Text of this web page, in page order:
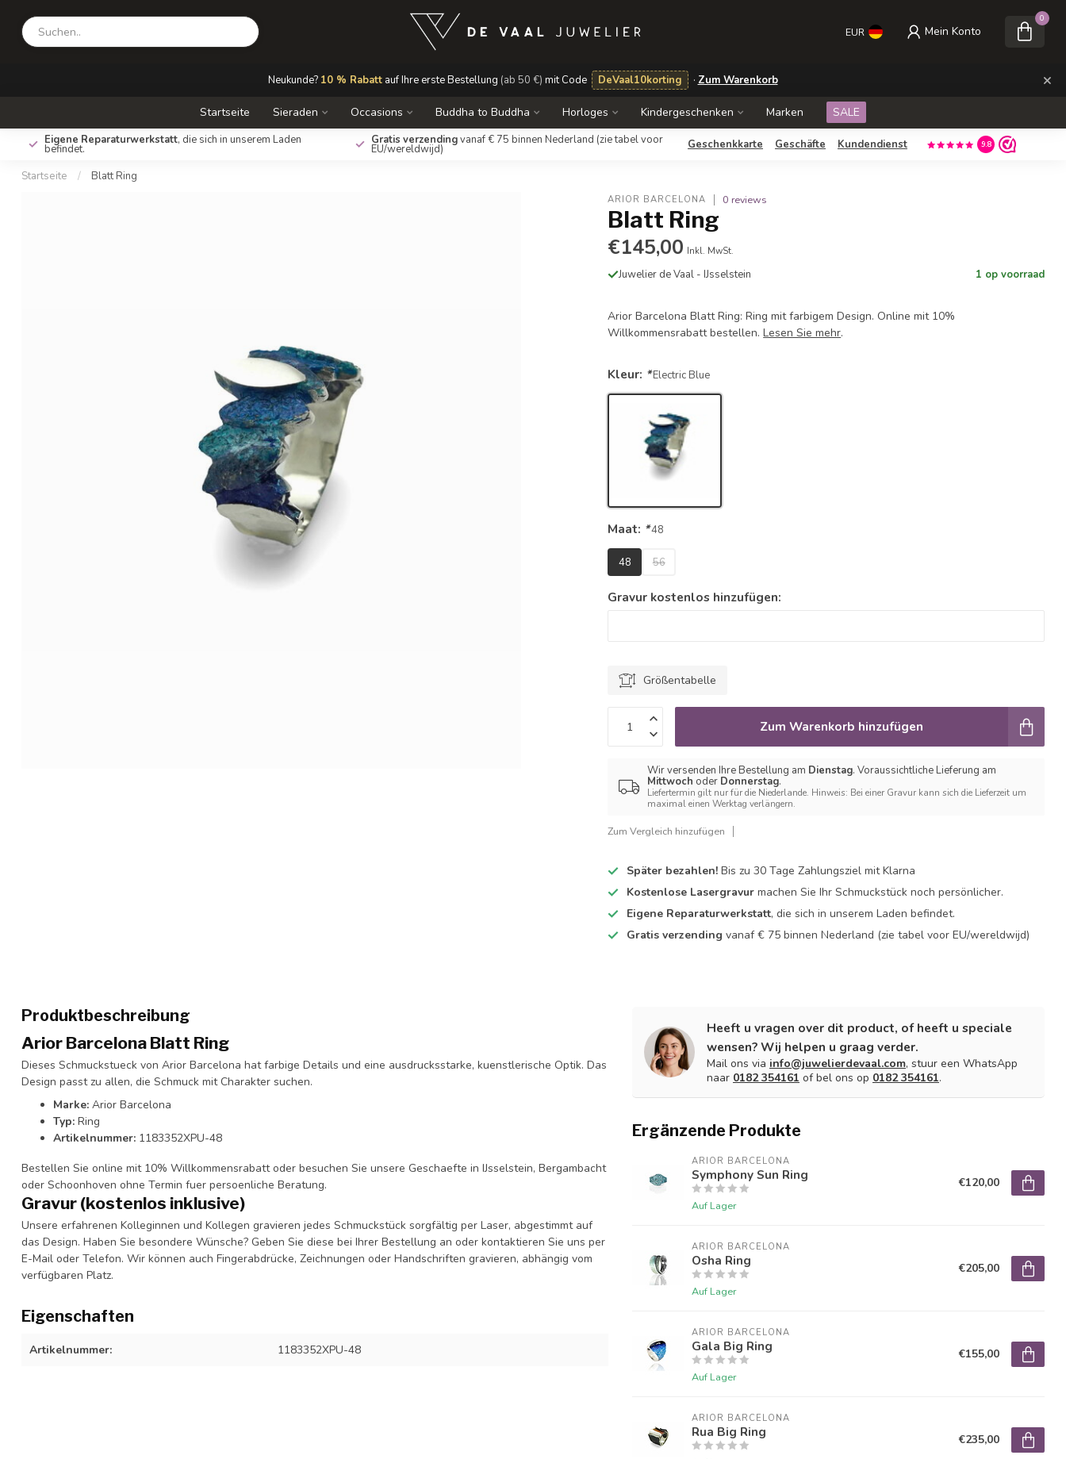
Neukunde? 10 % Rabattauf Ihre erste Bestellung (ab 50 €) mit Code DeVaal10korting · Zum Warenkorb ×
EUR Mein Konto
0
Startseite Sieraden Occasions Buddha to Buddha Horloges Kindergeschenken Marken SALE
Eigene Reparaturwerkstatt, die sich in unserem Laden
befindet.
Gratis verzendingvanaf € 75 binnen Nederland (zie tabel voor
EU/wereldwijd) Geschenkkarte Geschäfte Kundendienst 9.8
Startseite / Blatt Ring
ARIOR BARCELONA 0 reviews
Blatt Ring
€145,00 Inkl. MwSt.
Juwelier de Vaal - IJsselstein 1 op voorraad
Arior Barcelona Blatt Ring: Ring mit farbigem Design. Online mit 10%
Willkommensrabatt bestellen.Lesen Sie mehr.
Kleur: *Electric Blue
Maat: *48
48 56
Gravur kostenlos hinzufügen:
Größentabelle
Zum Warenkorb hinzufügen
Wir versenden Ihre Bestellung am Dienstag. Voraussichtliche Lieferung am
Mittwoch oder Donnerstag.
Liefertermin gilt nur für die Niederlande. Hinweis: Bei einer Gravur kann sich die Lieferzeit um
maximal einen Werktag verlängern.
Zum Vergleich hinzufügen
Später bezahlen! Bis zu 30 Tage Zahlungsziel mit Klarna
Kostenlose Lasergravur machen Sie Ihr Schmuckstück noch persönlicher.
Eigene Reparaturwerkstatt, die sich in unserem Laden befindet.
Gratis verzending vanaf € 75 binnen Nederland (zie tabel voor EU/wereldwijd)
Produktbeschreibung
Arior Barcelona Blatt Ring
Dieses Schmuckstueck von Arior Barcelona hat farbige Details und eine ausdrucksstarke, kuenstlerische Optik. Das
Design passt zu allen, die Schmuck mit Charakter suchen.
Marke: Arior Barcelona
Typ: Ring
Artikelnummer: 1183352XPU-48
Bestellen Sie online mit 10% Willkommensrabatt oder besuchen Sie unsere Geschaefte in IJsselstein, Bergambacht
oder Schoonhoven ohne Termin fuer persoenliche Beratung.
Gravur (kostenlos inklusive)
Unsere erfahrenen Kolleginnen und Kollegen gravieren jedes Schmuckstück sorgfältig per Laser, abgestimmt auf
das Design. Haben Sie besondere Wünsche? Geben Sie diese bei Ihrer Bestellung an oder kontaktieren Sie uns per
E-Mail oder Telefon. Wir können auch Fingerabdrücke, Zeichnungen oder Handschriften gravieren, abhängig vom
verfügbaren Platz.
Eigenschaften
Artikelnummer: 1183352XPU-48
Heeft u vragen over dit product, of heeft u speciale
wensen? Wij helpen u graag verder.
Mail ons via info@juwelierdevaal.com, stuur een WhatsApp
naar 0182 354161 of bel ons op 0182 354161.
Ergänzende Produkte
ARIOR BARCELONA
Symphony Sun Ring
Auf Lager
€120,00
ARIOR BARCELONA
Osha Ring
Auf Lager
€205,00
ARIOR BARCELONA
Gala Big Ring
Auf Lager
€155,00
ARIOR BARCELONA
Rua Big Ring €235,00